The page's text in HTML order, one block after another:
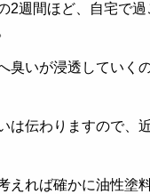
2週間ほど、自宅で
臭いが浸透していく
は伝わりますので、
えれば確かに油性塗